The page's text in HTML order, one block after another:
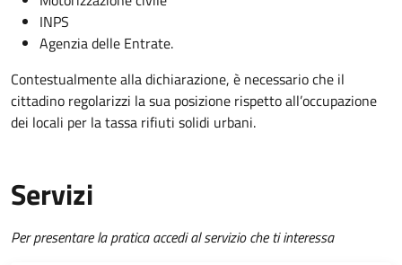
INPS
Agenzia delle Entrate.
Contestualmente alla dichiarazione, è necessario che il
cittadino regolarizzi la sua posizione rispetto all’occupazione
dei locali per la tassa rifiuti solidi urbani.
Servizi
Per presentare la pratica accedi al servizio che ti interessa